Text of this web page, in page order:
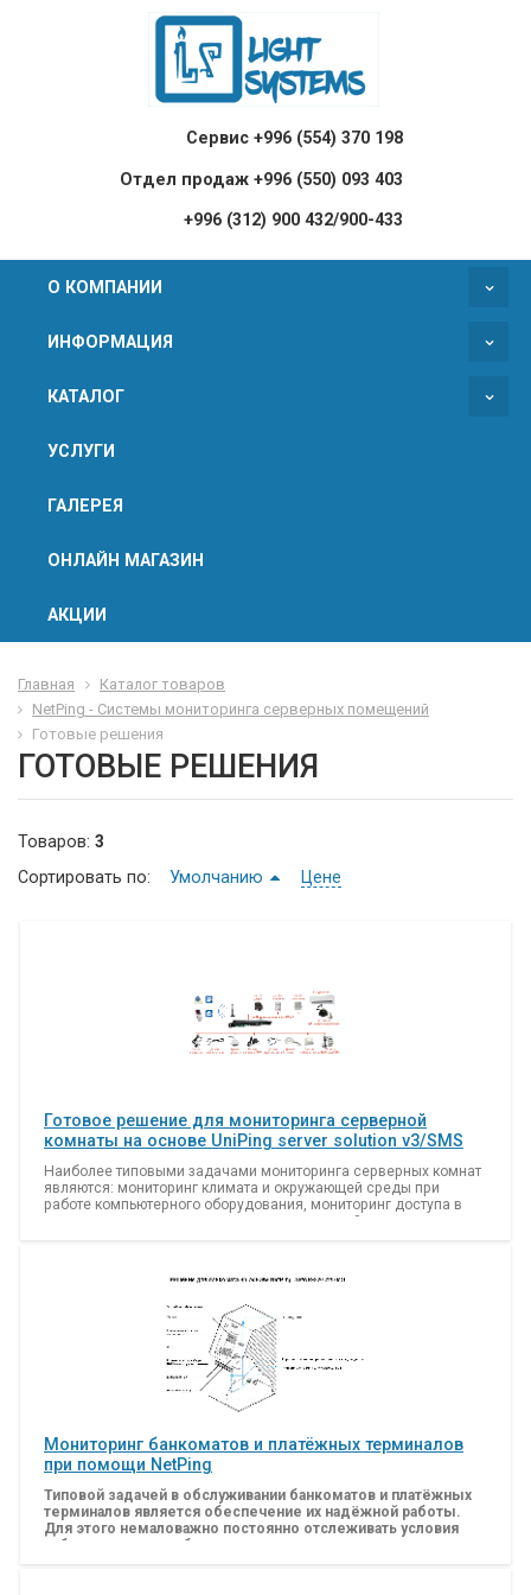
Сервис +996 (554) 370 198
Отдел продаж +996 (550) 093 403
+996 (312) 900 432/900-433
О КОМПАНИИ
ИНФОРМАЦИЯ
КАТАЛОГ
УСЛУГИ
ГАЛЕРЕЯ
ОНЛАЙН МАГАЗИН
АКЦИИ
Главная
Каталог товаров
NetPing - Системы мониторинга серверных помещений
Готовые решения
ГОТОВЫЕ РЕШЕНИЯ
Товаров: 3
Сортировать по:
Умолчанию Цене
Готовое решение для мониторинга серверной
комнаты на основе UniPing server solution v3/SMS
Наиболее типовыми задачами мониторинга серверных комнат
являются: мониторинг климата и окружающей среды при
работе компьютерного оборудования, мониторинг доступа в
помещение и наличия движения в серверной комнате,
Данное решение для мониторинга серверных комнат на основе
устройства UniPing server solution v3/SMS позволяет собирать
информацию с внешних датчиков и отправлять E-mail или SMS-
уведомления дежурному персоналу в случае необходимости.
Для сбора и накопления статистики используется интеграция
устройства по протоколу SNMP с системами мониторинга
сети Zabbix или PRTG Network Monitor.
Подключение к сети Ethernet (статический IP адрес,
встроенный web-сервер);
Возможность подключения к сети Wi-Fi при помощи
адаптера VAP11N;
Интеграция с системами мониторинга сети по SNMP
протоколу;
Возможность отправки SMS-уведомлений и выполнения
Мониторинг банкоматов и платёжных терминалов
при помощи NetPing
Типовой задачей в обслуживании банкоматов и платёжных
терминалов является обеспечение их надёжной работы.
Для этого немаловажно постоянно отслеживать условия
работы критичных блоков, а также иметь возможность